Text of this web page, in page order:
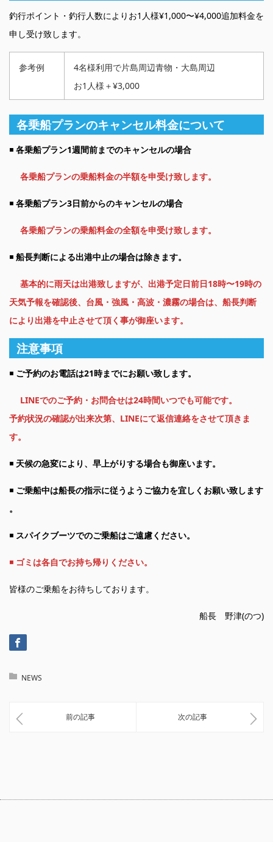
釣行ポイント・釣行人数によりお1人様¥1,000〜¥4,000追加料金を
申し受け致します。
参考例
4名様利用で片島周辺青物・大島周辺
お1人様＋¥3,000
各乗船プランのキャンセル料金について
◾️ 各乗船プラン1週間前までのキャンセルの場合
各乗船プランの乗船料金の半額を申受け致します。
◾️ 各乗船プラン3日前からのキャンセルの場合
各乗船プランの乗船料金の全額を申受け致します。
◾️ 船長判断による出港中止の場合は除きます。
基本的に雨天は出港致しますが、出港予定日前日18時〜19時の
天気予報を確認後、台風・強風・高波・濃霧の場合は、船長判断
により出港を中止させて頂く事が御座います。
注意事項
◾️ ご予約のお電話は21時までにお願い致します。
LINEでのご予約・お問合せは24時間いつでも可能です。
予約状況の確認が出来次第、LINEにて返信連絡をさせて頂きま
す。
◾️ 天候の急変により、早上がりする場合も御座います。
◾️ ご乗船中は船長の指示に従うようご協力を宜しくお願い致します
。
◾️ スパイクブーツでのご乗船はご遠慮ください。
◾️ ゴミは各自でお持ち帰りください。
皆様のご乗船をお待ちしております。
船長 野津(のつ)
NEWS
前の記事 次の記事